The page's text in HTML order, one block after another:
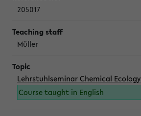
205017
Müller
Lehrstuhlseminar Chemical Ecology
Course taught in English